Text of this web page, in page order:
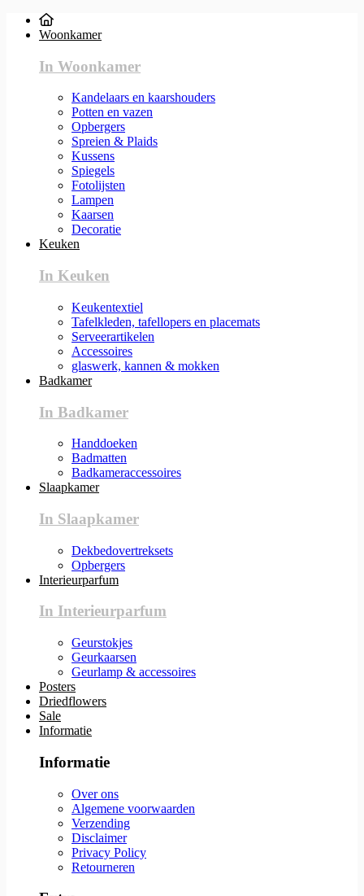
Woonkamer
In Woonkamer
Kandelaars en kaarshouders
Potten en vazen
Opbergers
Spreien & Plaids
Kussens
Spiegels
Fotolijsten
Lampen
Kaarsen
Decoratie
Keuken
In Keuken
Keukentextiel
Tafelkleden, tafellopers en placemats
Serveerartikelen
Accessoires
glaswerk, kannen & mokken
Badkamer
In Badkamer
Handdoeken
Badmatten
Badkameraccessoires
Slaapkamer
In Slaapkamer
Dekbedovertreksets
Opbergers
Interieurparfum
In Interieurparfum
Geurstokjes
Geurkaarsen
Geurlamp & accessoires
Posters
Driedflowers
Sale
Informatie
Informatie
Over ons
Algemene voorwaarden
Verzending
Disclaimer
Privacy Policy
Retourneren